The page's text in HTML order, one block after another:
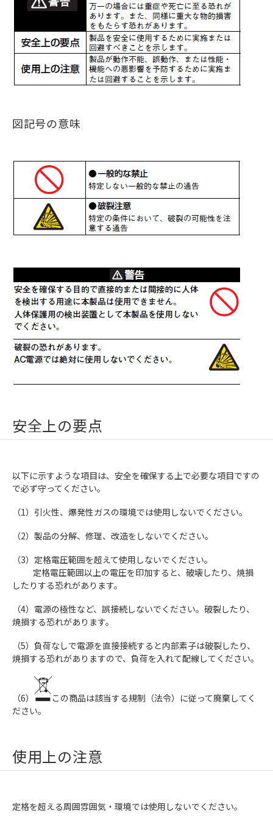
図記号の意味
安全上の要点
以下に示すような項目は、安全を確保する上で必要な項目ですの
で必ず守ってください。
（1）引火性、爆発性ガスの環境では使用しないでください。
（2）製品の分解、修理、改造をしないでください。
（3）定格電圧範囲を超えて使用しないでください。
定格電圧範囲以上の電圧を印加すると、破壊したり、焼損
したりする恐れがあります。
（4）電源の極性など、誤接続しないでください。破裂したり、
焼損する恐れがあります。
（5）負荷なしで電源を直接接続すると内部素子は破裂したり、
焼損する恐れがありますので、負荷を入れて配線してください。
（6）
この商品は該当する規制（法令）に従って廃棄してく
ださい。
使用上の注意
定格を超える周囲雰囲気・環境では使用しないでください。